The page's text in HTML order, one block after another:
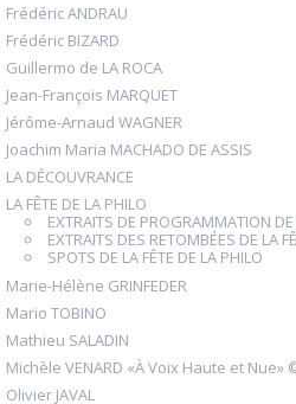
Frédéric ANDRAU
Frédéric BIZARD
Guillermo de LA ROCA
Jean-François MARQUET
Jérôme-Arnaud WAGNER
Joachim Maria MACHADO DE ASSIS
LA DÉCOUVRANCE
LA FÊTE DE LA PHILO
EXTRAITS DE PROGRAMMATION DE
EXTRAITS DES RETOMBÉES DE LA
SPOTS DE LA FÊTE DE LA PHILO
Marie-Hélène GRINFEDER
Mario TOBINO
Mathieu SALADIN
Michèle VENARD «À Voix Haute et Nue»
Olivier JAVAL